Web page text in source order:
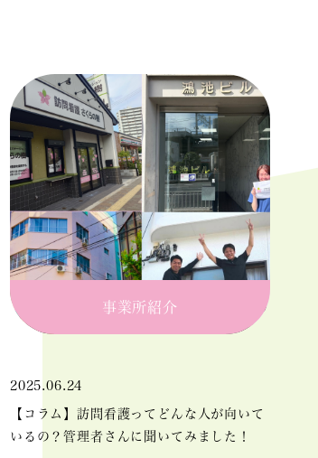
事業所紹介
2025.06.24
【コラム】訪問看護ってどんな人が向いて
いるの？管理者さんに聞いてみました！